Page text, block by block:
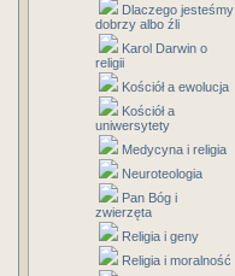
Dlaczego jesteśmy
dobrzy albo źli
Karol Darwin o
religii
Kościół a ewolucja
Kościół a
uniwersytety
Medycyna i religia
Neuroteologia
Pan Bóg i
zwierzęta
Religia i geny
Religia i moralność